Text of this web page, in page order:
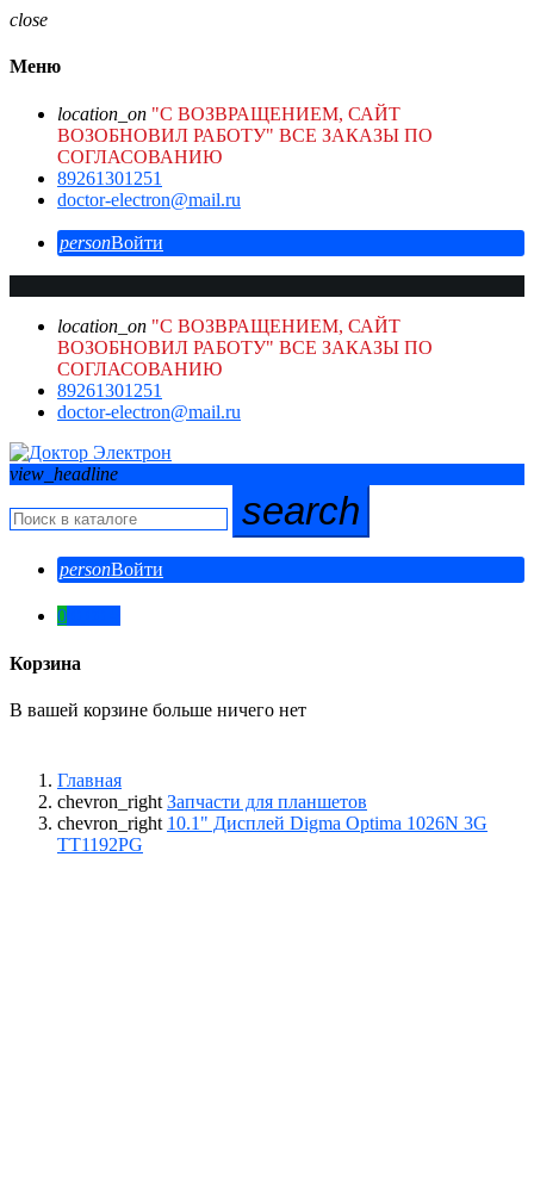
close
Меню
location_on "С ВОЗВРАЩЕНИЕМ, САЙТ
ВОЗОБНОВИЛ РАБОТУ" ВСЕ ЗАКАЗЫ ПО
СОГЛАСОВАНИЮ
89261301251
doctor-electron@mail.ru
personВойти
location_on "С ВОЗВРАЩЕНИЕМ, САЙТ
ВОЗОБНОВИЛ РАБОТУ" ВСЕ ЗАКАЗЫ ПО
СОГЛАСОВАНИЮ
89261301251
doctor-electron@mail.ru
view_headline
search
personВойти
0
Корзина
В вашей корзине больше ничего нет
Главная
chevron_right Запчасти для планшетов
chevron_right 10.1" Дисплей Digma Optima 1026N 3G
TT1192PG